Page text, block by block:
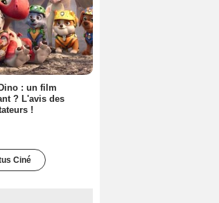
: un film
? L'avis des
!
Ciné